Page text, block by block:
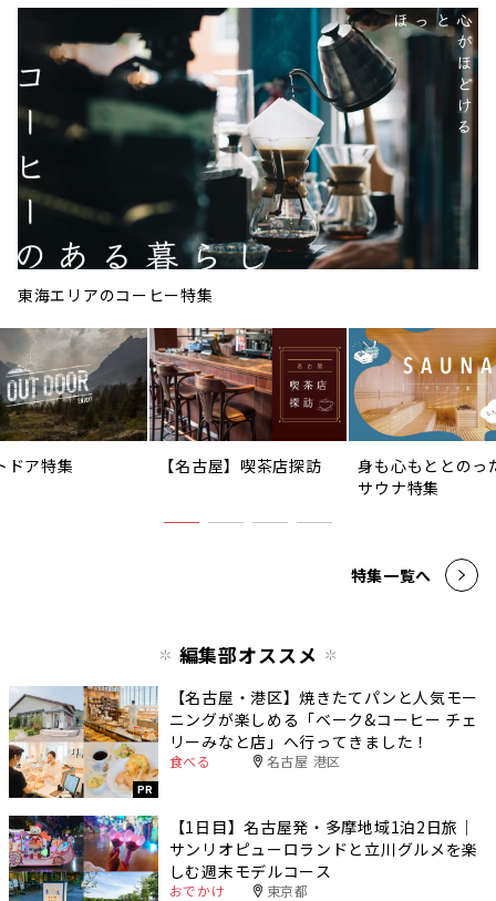
東海エリアのコーヒー特集
ドア特集 【名古屋】喫茶店探訪
身も心もととのっ
サウナ特集
特集一覧へ
編集部オススメ
PR
【名古屋・港区】焼きたてパンと人気モー
ニングが楽しめる「ベーク&コーヒー チェ
リーみなと店」へ行ってきました！
食べる 名古屋 港区
【1日目】名古屋発・多摩地域1泊2日旅｜
サンリオピューロランドと立川グルメを楽
しむ週末モデルコース
おでかけ 東京都